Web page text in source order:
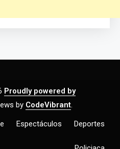
Proudly powered by
by CodeVibrant.
Espectáculos Deportes